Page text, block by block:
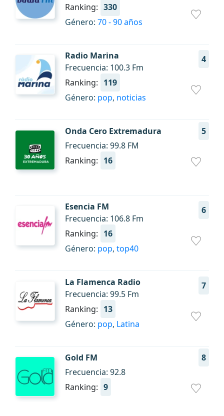
Ranking: 330
Género: 70 - 90 años
Radio Marina 4
Frecuencia: 100.3 Fm
Ranking: 119
Género: pop, noticias
Onda Cero Extremadura
5
Frecuencia: 99.8 FM
Ranking: 16
Esencia FM 6
Frecuencia: 106.8 Fm
Ranking: 16
Género: pop, top40
La Flamenca Radio 7
Frecuencia: 99.5 Fm
Ranking: 13
Género: pop, Latina
Gold FM
8
Frecuencia: 92.8
Ranking: 9